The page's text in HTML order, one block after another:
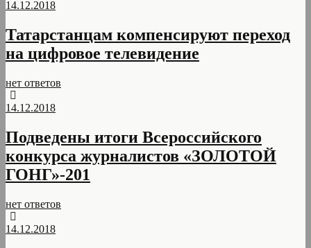
14.12.2018
Татарстанцам компенсируют переход
на цифровое телевидение
нет ответов
14.12.2018
Подведены итоги Всероссийского
конкурса журналистов «ЗОЛОТОЙ
ГОНГ»-201
нет ответов
14.12.2018